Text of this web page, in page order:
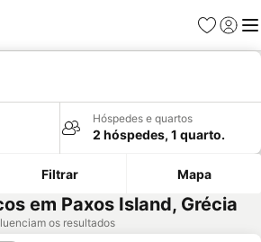
Favoritos
Iniciar
Hóspedes e quartos
2 hóspedes, 1 quarto.
Filtrar Mapa
em Paxos Island, Grécia
os resultados